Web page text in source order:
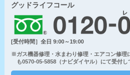
グッドライフコール
[受付時間］全日 9:00～19:00
※ガス機器修理・水まわり修理・エアコン修理
も0570-05-5858（ナビダイヤル）にて受付し